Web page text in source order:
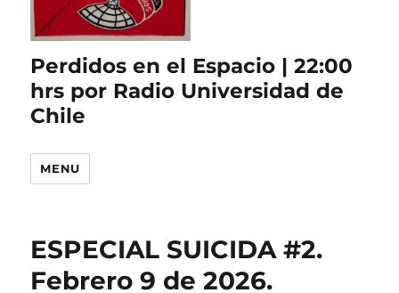
Perdidos en el Espacio | 22:00
hrs por Radio Universidad de
Chile
MENU
ESPECIAL SUICIDA #2.
Febrero 9 de 2026.